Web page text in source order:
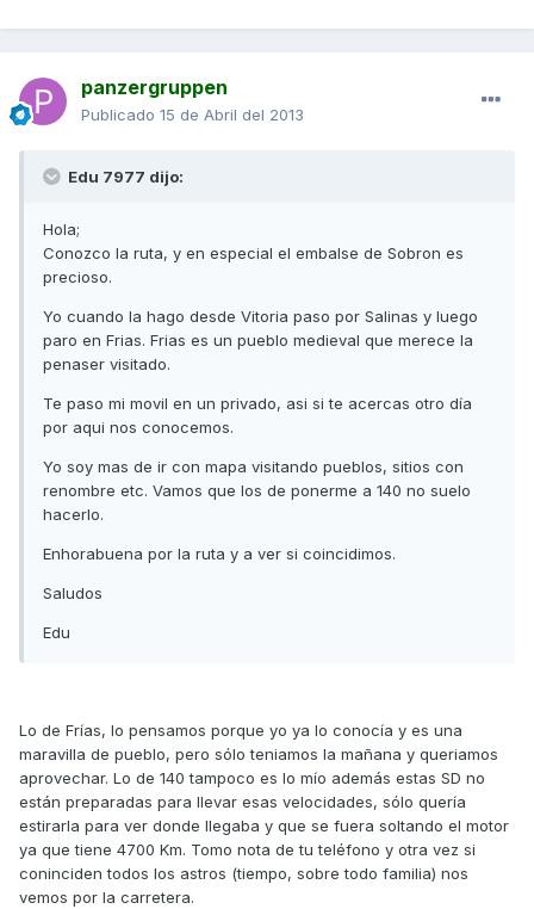
panzergruppen
Publicado 15 de Abril del 2013
Edu 7977 dijo:
Hola;
Conozco la ruta, y en especial el embalse de Sobron es
precioso.
Yo cuando la hago desde Vitoria paso por Salinas y luego
paro en Frias. Frias es un pueblo medieval que merece la
penaser visitado.
Te paso mi movil en un privado, asi si te acercas otro día
por aqui nos conocemos.
Yo soy mas de ir con mapa visitando pueblos, sitios con
renombre etc. Vamos que los de ponerme a 140 no suelo
hacerlo.
Enhorabuena por la ruta y a ver si coincidimos.
Saludos
Edu
Lo de Frías, lo pensamos porque yo ya lo conocía y es una
maravilla de pueblo, pero sólo teniamos la mañana y queriamos
aprovechar. Lo de 140 tampoco es lo mío además estas SD no
están preparadas para llevar esas velocidades, sólo quería
estirarla para ver donde llegaba y que se fuera soltando el motor
ya que tiene 4700 Km. Tomo nota de tu teléfono y otra vez si
coninciden todos los astros (tiempo, sobre todo familia) nos
vemos por la carretera.